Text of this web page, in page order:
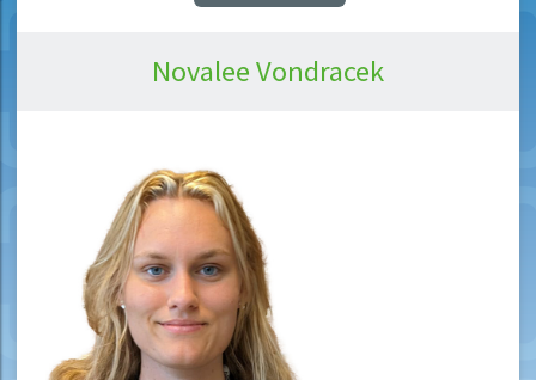
Novalee Vondracek